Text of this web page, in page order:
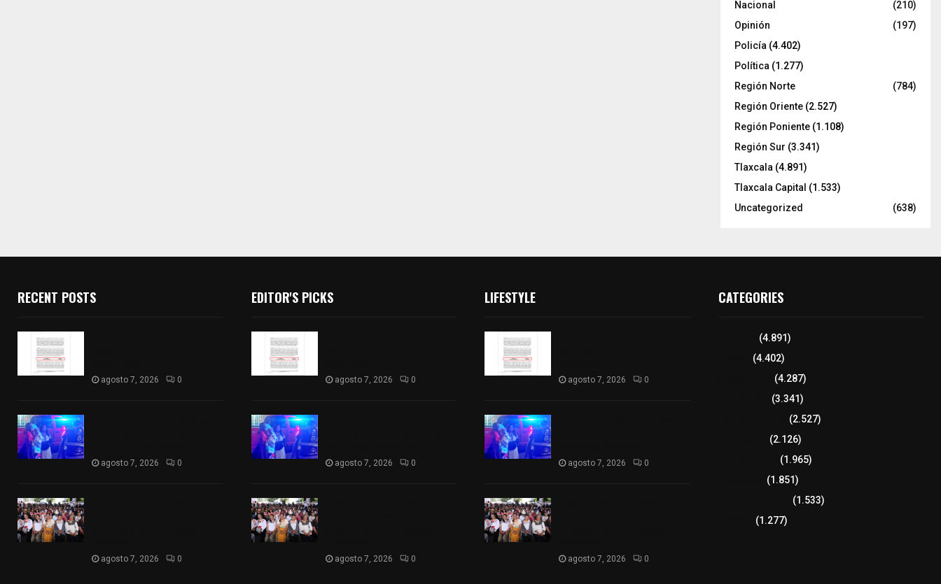
Nacional
(210)
Opinión
(197)
Policía (4.402)
Política (1.277)
Región Norte
(784)
Región Oriente (2.527)
Región Poniente (1.108)
Región Sur (3.341)
Tlaxcala (4.891)
Tlaxcala Capital (1.533)
Uncategorized
(638)
RECENT POSTS
agosto 7, 2026 0
agosto 7, 2026 0
agosto 7, 2026 0
EDITOR'S PICKS
agosto 7, 2026 0
agosto 7, 2026 0
agosto 7, 2026 0
LIFESTYLE
agosto 7, 2026 0
agosto 7, 2026 0
agosto 7, 2026 0
CATEGORIES
(4.891)
(4.402)
(4.287)
(3.341)
(2.527)
(2.126)
(1.965)
(1.851)
(1.533)
(1.277)